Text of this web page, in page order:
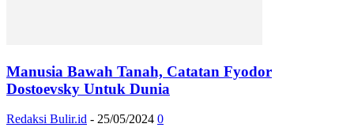
Manusia Bawah Tanah, Catatan Fyodor
Dostoevsky Untuk Dunia
Redaksi Bulir.id - 25/05/2024 0